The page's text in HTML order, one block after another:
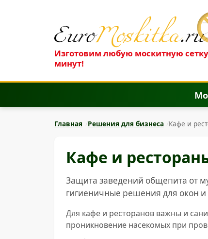
Изготовим любую москитную сетку
минут!
Главная Решения для бизнеса Кафе и
Кафе и
Защита заведений общепита от
гигиеничные решения для окон и
Для кафе и ресторанов важны и
проникновение насекомых при